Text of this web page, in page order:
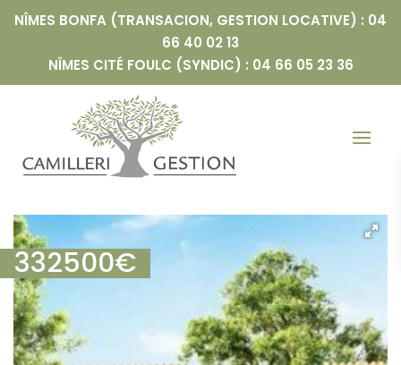
NÎMES BONFA (TRANSACION, GESTION LOCATIVE) : 04
66 40 02 13
NÎMES CITÉ FOULC (SYNDIC) : 04 66 05 23 36
332500€